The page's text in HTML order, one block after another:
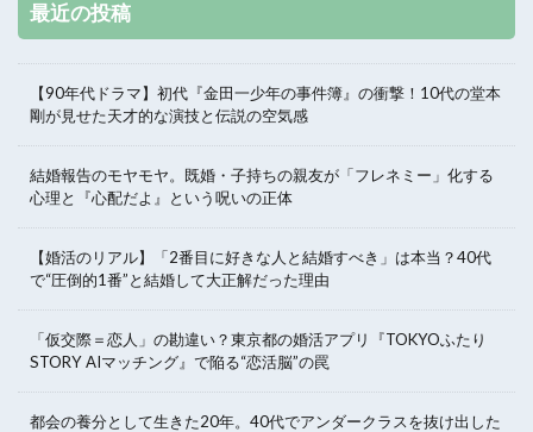
最近の投稿
【90年代ドラマ】初代『金田一少年の事件簿』の衝撃！10代の堂本
剛が見せた天才的な演技と伝説の空気感
結婚報告のモヤモヤ。既婚・子持ちの親友が「フレネミー」化する
心理と『心配だよ』という呪いの正体
【婚活のリアル】「2番目に好きな人と結婚すべき」は本当？40代
で“圧倒的1番”と結婚して大正解だった理由
「仮交際＝恋人」の勘違い？東京都の婚活アプリ『TOKYOふたり
STORY AIマッチング』で陥る“恋活脳”の罠
都会の養分として生きた20年。40代でアンダークラスを抜け出した